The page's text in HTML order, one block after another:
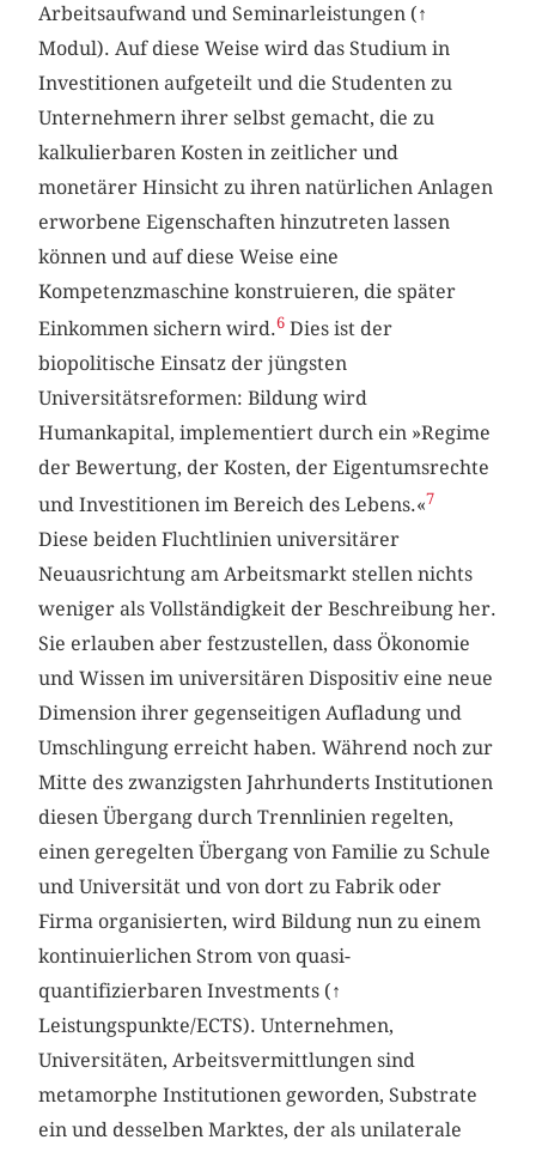
Arbeitsaufwand und Seminarleistungen (↑
Modul). Auf diese Weise wird das Studium in
Investitionen aufgeteilt und die Studenten zu
Unternehmern ihrer selbst gemacht, die zu
kalkulierbaren Kosten in zeitlicher und
monetärer Hinsicht zu ihren natürlichen Anlagen
erworbene Eigenschaften hinzutreten lassen
können und auf diese Weise eine
Kompetenzmaschine konstruieren, die später
Einkommen sichern wird.6 Dies ist der
biopolitische Einsatz der jüngsten
Universitätsreformen: Bildung wird
Humankapital, implementiert durch ein »Regime
der Bewertung, der Kosten, der Eigentumsrechte
und Investitionen im Bereich des Lebens.«7
Diese beiden Fluchtlinien universitärer
Neuausrichtung am Arbeitsmarkt stellen nichts
weniger als Vollständigkeit der Beschreibung her.
Sie erlauben aber festzustellen, dass Ökonomie
und Wissen im universitären Dispositiv eine neue
Dimension ihrer gegenseitigen Aufladung und
Umschlingung erreicht haben. Während noch zur
Mitte des zwanzigsten Jahrhunderts Institutionen
diesen Übergang durch Trennlinien regelten,
einen geregelten Übergang von Familie zu Schule
und Universität und von dort zu Fabrik oder
Firma organisierten, wird Bildung nun zu einem
kontinuierlichen Strom von quasi-
quantifizierbaren Investments (↑
Leistungspunkte/ECTS). Unternehmen,
Universitäten, Arbeitsvermittlungen sind
metamorphe Institutionen geworden, Substrate
ein und desselben Marktes, der als unilaterale